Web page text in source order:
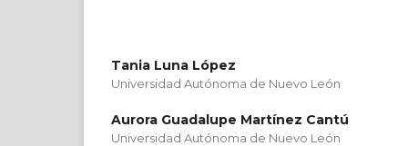
Tania Luna López
Universidad Autónoma de Nuevo León
Aurora Guadalupe Martínez Cantú
Universidad Autónoma de Nuevo León